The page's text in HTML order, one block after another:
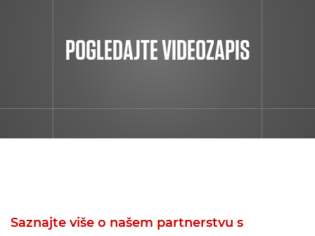
POGLEDAJTE VIDEOZAPIS
Saznajte više o našem partnerstvu s